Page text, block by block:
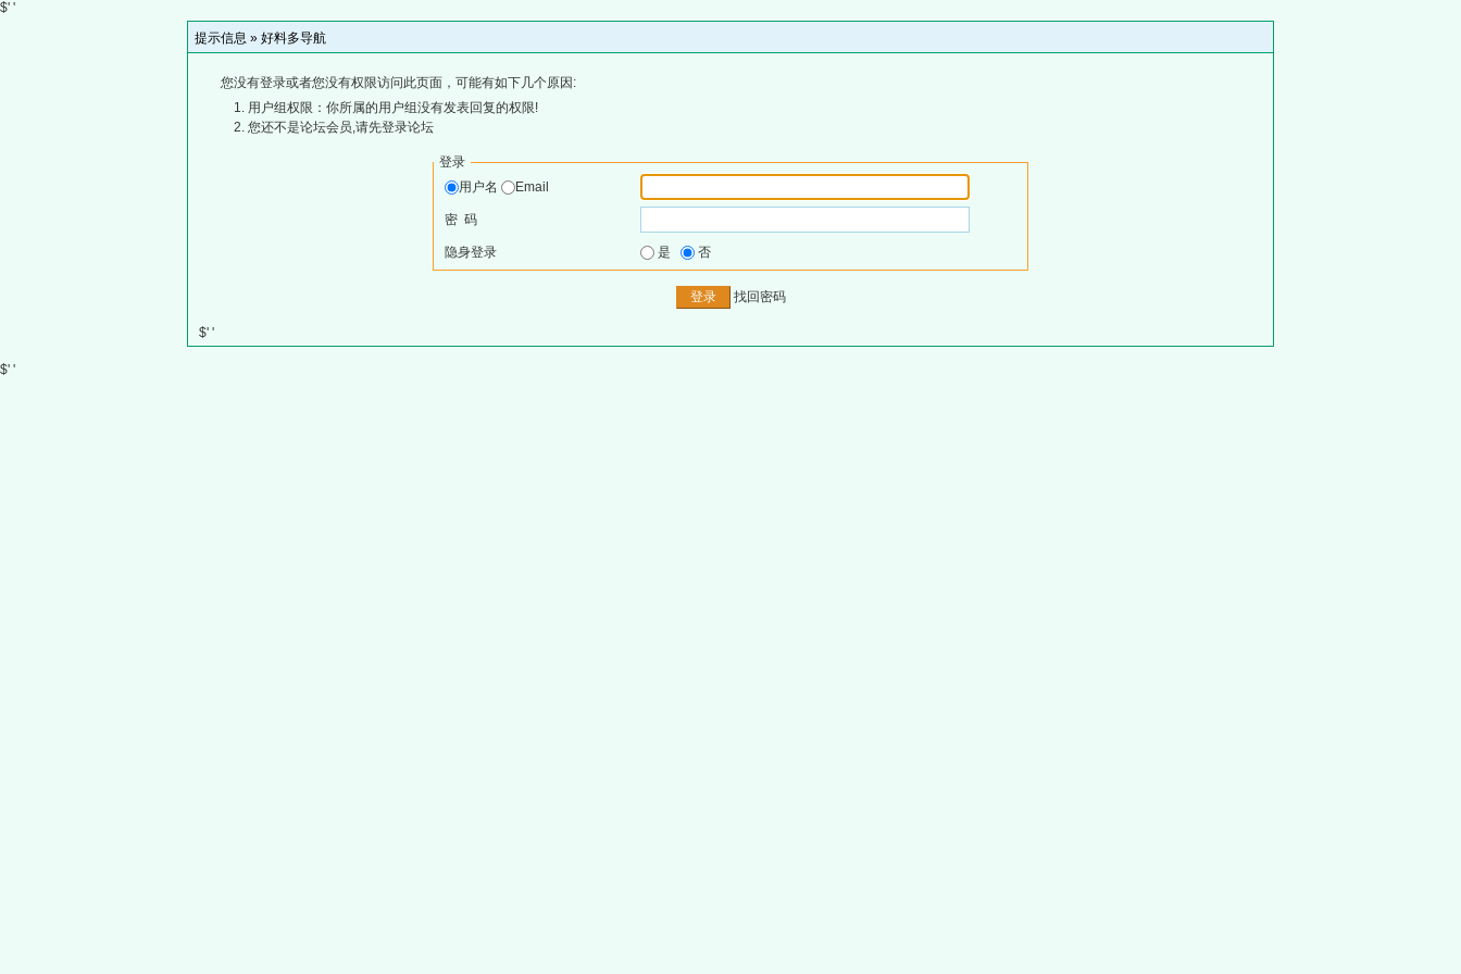
$' '
提示信息 » 好料多导航
您没有登录或者您没有权限访问此页面，可能有如下几个原因:
用户组权限：你所属的用户组没有发表回复的权限!
您还不是论坛会员,请先登录论坛
登录
用户名
Email
密 码
隐身登录 是 否
找回密码
$' '
$' '